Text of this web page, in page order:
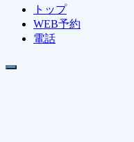
トップ
WEB予約
電話